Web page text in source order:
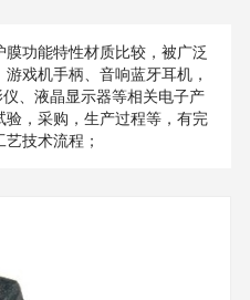
功能特性材质比较，被广泛
戏机手柄、音响蓝牙耳机，
、液晶显示器等相关电子产
，采购，生产过程等，有完
技术流程；